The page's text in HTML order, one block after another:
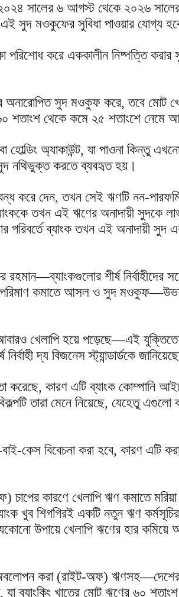
২০২৪ সালের ৬ আগস্ট থেকে ২০২৬
এই সুদ মওকুফের সুবিধা পাওয়ার যোগ্য
পরিশোধ করে এককালীন নিষ্পত্তি করার
অনারোপিত সুদ মওকুফ করে, তবে মোট
শতাংশ থেকে কমে ২৫ শতাংশে নেমে
অ্যাকাউন্ট, যা পাওনা কিন্তু
নথিভুক্ত করতে ব্যবহৃত হয়।
করে দেন, তখন সেই ঋণটি নন-
তখন এই ঋণের অনাদায়ী সুদকে
পরিবর্তে ব্যাংক তখন এই অনাদায়ী সুদ
শীর্ষ নির্বাহীদের
পরিমাণ কমাতে আসল ও সুদ
খেলাপি হয়ে পড়েছে—এই যুক্তিতে
দ্য বিজনেস স্ট্যান্ডার্ডকে
করেছে, কারণ এটি ব্যাংক কোম্পানি
তারা মেনে নিয়েছে, যেহেতু এগুলো
কেস বিবেচনা করা হবে, কারণ এটি
কারণে খেলাপি ঋণ কমাতে
খুব শিগগিরই একটি নতুন ঋণ
উপায়ে খেলাপি ঋণের হার কমিয়ে
করা (রাইট-অফ)
যা ব্যাংকিং খাতের মোট ঋণের ৬০